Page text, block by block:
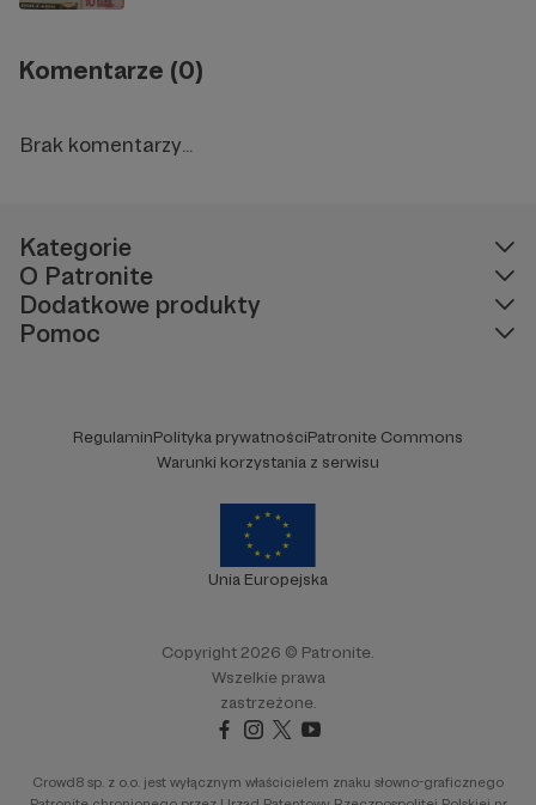
Komentarze (0)
Brak komentarzy...
Kategorie
O Patronite
Dodatkowe produkty
Pomoc
RegulaminPolityka prywatnościPatronite Commons
Warunki korzystania z serwisu
Unia Europejska
Copyright 2026 © Patronite.
Wszelkie prawa
zastrzeżone.
Crowd8 sp. z o.o. jest wyłącznym właścicielem znaku słowno-graficznego